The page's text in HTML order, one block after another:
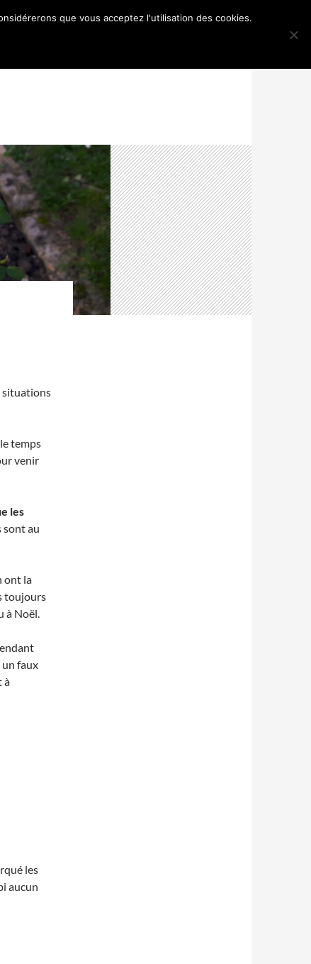
ARTISTIQUES ET AUTRES MENTIONS LÉGALES
situations
temps
venir
les
sont au
ont la
toujours
à Noël.
un faux
à
les
aucun
que vous acceptez l'utilisation des cookies.